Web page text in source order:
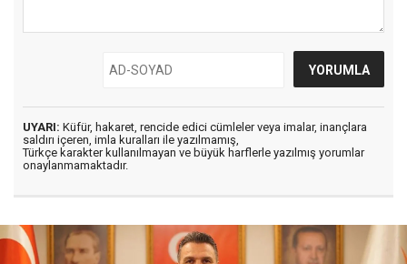
UYARI: Küfür, hakaret, rencide edici cümleler veya imalar, inançlara
saldırı içeren, imla kuralları ile yazılmamış,
Türkçe karakter kullanılmayan ve büyük harflerle yazılmış yorumlar
onaylanmamaktadır.